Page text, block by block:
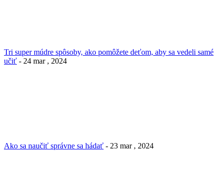
Tri super múdre spôsoby, ako pomôžete deťom, aby sa vedeli samé
učiť - 24 mar , 2024
Ako sa naučiť správne sa hádať - 23 mar , 2024